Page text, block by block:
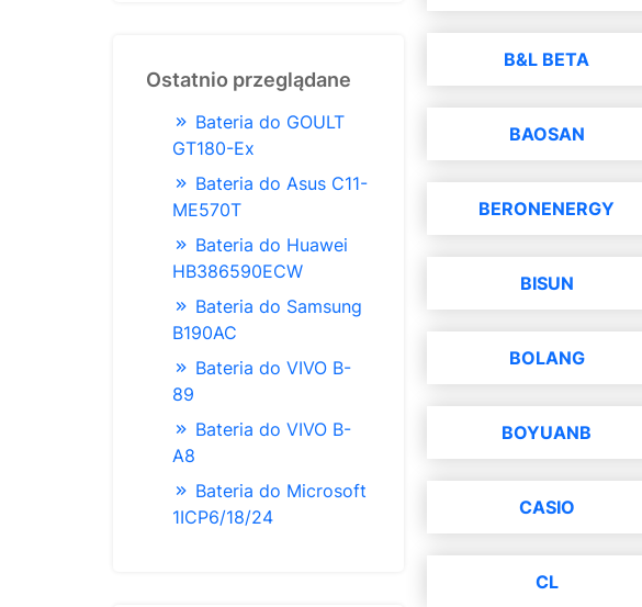
Ostatnio przeglądane
Bateria do GOULT
GT180-Ex
Bateria do Asus C11-
ME570T
Bateria do Huawei
HB386590ECW
Bateria do Samsung
B190AC
Bateria do VIVO B-
89
Bateria do VIVO B-
A8
Bateria do Microsoft
1ICP6/18/24
B&L BETA
BAOSAN
BERONENERGY
BISUN
BOLANG
BOYUANB
CASIO
CL